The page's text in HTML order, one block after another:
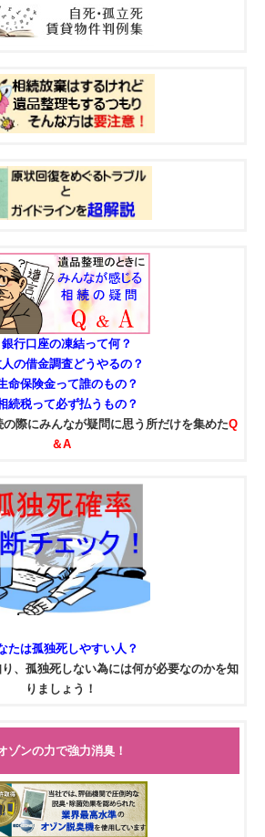
銀行口座の凍結って何？
人の借金調査どうやるの？
命保険金って誰のもの？
続税って必ず払うもの？
際にみんなが疑問に思う所だけを集めたQ
＆A
たは孤独死しやすい人？
り、孤独死しない為には何が必要なのかを知
りましょう！
ゾンの力で強力消臭！